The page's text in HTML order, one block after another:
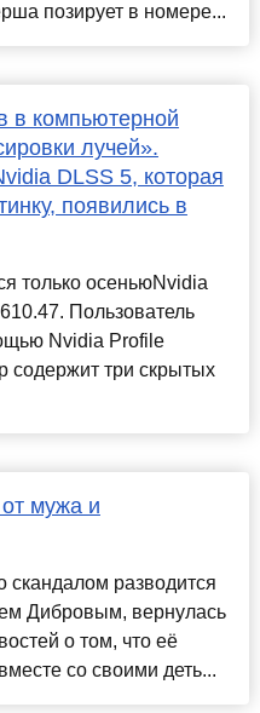
позирует в номере...
компьютерной
лучей».
DLSS 5, которая
появились в
только осеньюNvidia
Пользователь
Nvidia Profile
содержит три скрытых
мужа и
скандалом разводится
Дибровым, вернулась
о том, что её
со своими деть...